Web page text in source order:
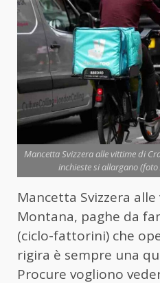
Mancetta Svizzera alle vittime di
inchieste si allargano
Mancetta Svizzera
Montana, paghe da
(ciclo-fattorini) che
rigira è sempre una
Procure vogliono